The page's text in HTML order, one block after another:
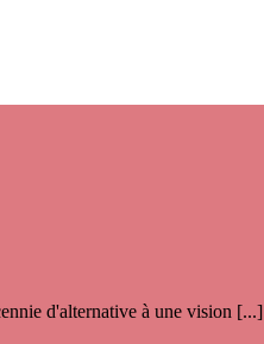
d'alternative à une vision [...]